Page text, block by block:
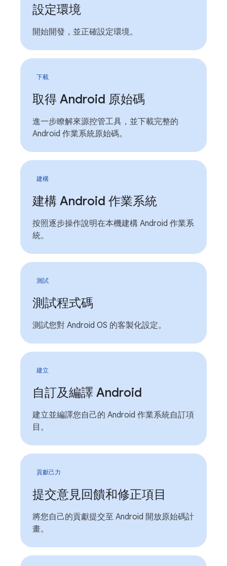
設定環境
開始開發，並正確設定環境。
下載
取得 Android 原始碼
進一步瞭解來源控管工具，並下載完整的
Android 作業系統原始碼。
建構
建構 Android 作業系統
按照逐步操作說明在本機建構 Android 作業系
統。
測試
測試程式碼
測試您對 Android OS 的客製化設定。
建立
自訂及編譯 Android
建立並編譯您自己的 Android 作業系統自訂項
目。
貢獻己力
提交意見回饋和修正項目
將您自己的貢獻提交至 Android 開放原始碼計
畫。